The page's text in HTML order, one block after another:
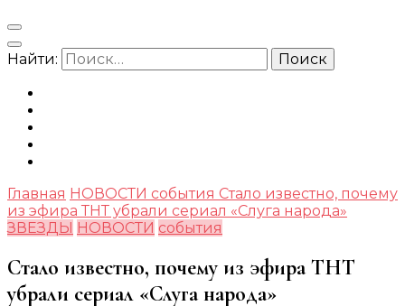
Найти:
Главная НОВОСТИ события Стало известно, почему
из эфира ТНТ убрали сериал «Слуга народа»
ЗВЕЗДЫ НОВОСТИ события
Стало известно, почему из эфира ТНТ
убрали сериал «Слуга народа»